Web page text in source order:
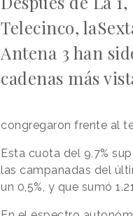
Telecinco,
Antena 3 han
cadenas más
congregaron frente al
Esta cuota del 9,7%
las campanadas del
un 0,5%, y que sumó